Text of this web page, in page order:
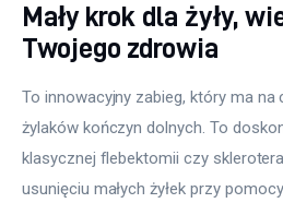
Mały krok dla żyły,
Twojego zdrowia
To innowacyjny zabieg, który ma na
żylaków kończyn dolnych. To
klasycznej flebektomii czy
usunięciu małych żyłek przy